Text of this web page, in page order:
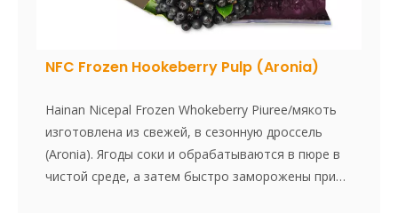
NFC Frozen Hookeberry Pulp (Aronia)
Hainan Nicepal Frozen Whokeberry Piuree/мякоть
изготовлена из свежей, в сезонную дроссель
(Aronia). Ягоды соки и обрабатываются в пюре в
чистой среде, а затем быстро заморожены при